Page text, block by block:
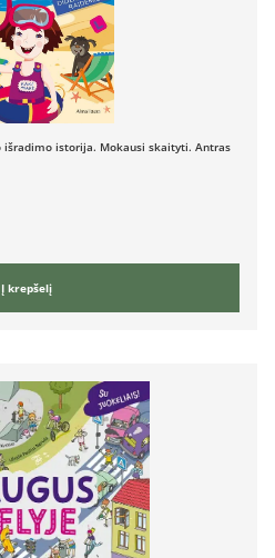
išradimo istorija. Mokausi skaityti. Antras
Į krepšelį